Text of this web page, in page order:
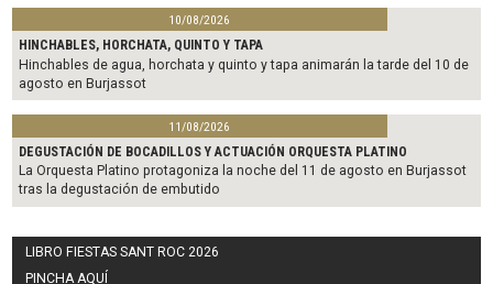
10/08/2026
HINCHABLES, HORCHATA, QUINTO Y TAPA
Hinchables de agua, horchata y quinto y tapa animarán la tarde del 10 de
agosto en Burjassot
11/08/2026
DEGUSTACIÓN DE BOCADILLOS Y ACTUACIÓN ORQUESTA PLATINO
La Orquesta Platino protagoniza la noche del 11 de agosto en Burjassot
tras la degustación de embutido
LIBRO FIESTAS SANT ROC 2026
PINCHA AQUÍ